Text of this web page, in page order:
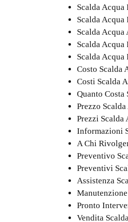
Scalda Acqua
Scalda
Scalda
Scalda Acqua
Scalda Acqua
Costo Scalda
Costi Scalda
Quanto Costa
Prezzo
Prezzi Scalda
Informazioni
A Chi
Preventivo
Preventivi
Assistenza
Pronto
Vendita